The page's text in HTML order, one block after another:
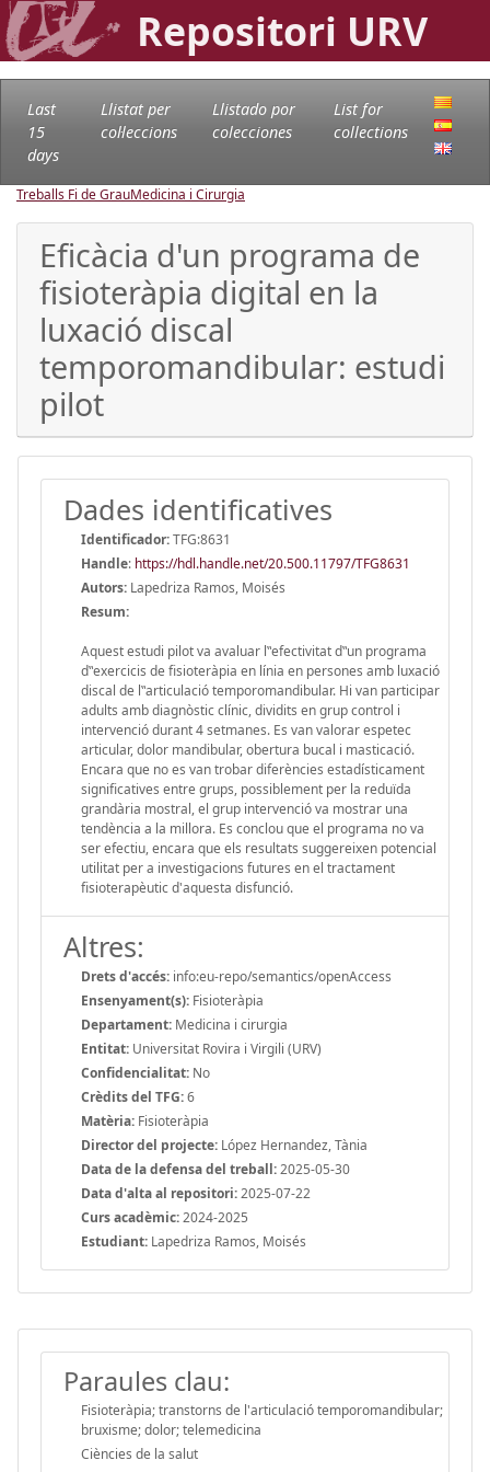
Repositori URV
Last
15
days
Llistat per
col·leccions
Llistado por
colecciones
List for
collections
Treballs Fi de GrauMedicina i Cirurgia
Eficàcia d'un programa de
fisioteràpia digital en la
luxació discal
temporomandibular: estudi
pilot
Dades identificatives
Identificador:TFG:8631
Handle: https://hdl.handle.net/20.500.11797/TFG8631
Autors: Lapedriza Ramos, Moisés
Resum:
Aquest estudi pilot va avaluar l‟efectivitat d‟un programa
d‟exercicis de fisioteràpia en línia en persones amb luxació
discal de l‟articulació temporomandibular. Hi van participar
adults amb diagnòstic clínic, dividits en grup control i
intervenció durant 4 setmanes. Es van valorar espetec
articular, dolor mandibular, obertura bucal i masticació.
Encara que no es van trobar diferències estadísticament
significatives entre grups, possiblement per la reduïda
grandària mostral, el grup intervenció va mostrar una
tendència a la millora. Es conclou que el programa no va
ser efectiu, encara que els resultats suggereixen potencial
utilitat per a investigacions futures en el tractament
fisioterapèutic d'aquesta disfunció.
Altres:
Drets d'accés: info:eu-repo/semantics/openAccess
Ensenyament(s): Fisioteràpia
Departament: Medicina i cirurgia
Entitat: Universitat Rovira i Virgili (URV)
Confidencialitat: No
Crèdits del TFG:6
Matèria: Fisioteràpia
Director del projecte: López Hernandez, Tània
Data de la defensa del treball:2025-05-30
Data d'alta al repositori:2025-07-22
Curs acadèmic:2024-2025
Estudiant: Lapedriza Ramos, Moisés
Paraules clau:
Fisioteràpia; transtorns de l'articulació temporomandibular;
bruxisme; dolor; telemedicina
Ciències de la salut